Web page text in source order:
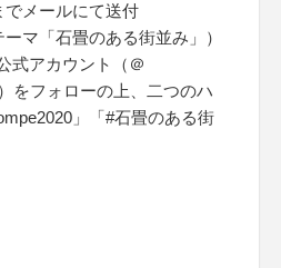
メールにて送付
マ「石畳のある街並み」）
式アカウント（＠
をフォローの上、二つのハ
」「#石畳のある街